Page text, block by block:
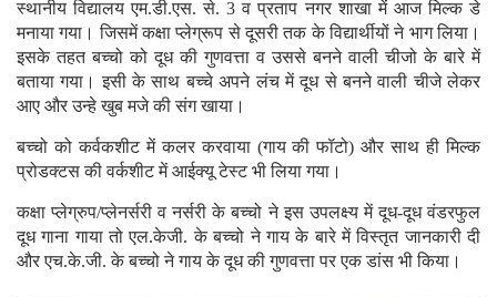
स्थानीय विद्यालय एम.डी.एस. से. 3 व प्रताप नगर शाखा में आज मिल्क डे
मनाया गया। जिसमें कक्षा प्लेग्रूप से दूसरी तक के विद्यार्थीयों ने भाग लिया।
इसके तहत बच्चो को दूध की गुणवत्ता व उससे बनने वाली चीजो के बारे में
बताया गया। इसी के साथ बच्चे अपने लंच में दूध से बनने वाली चीजे लेकर
आए और उन्हे खुब मजे की संग खाया।
बच्चो को कर्वकशीट में कलर करवाया (गाय की फॉटो) और साथ ही मिल्क
प्रोडक्टस की वर्कशीट में आईक्यू टेस्ट भी लिया गया।
कक्षा प्लेग्रुप/प्लेनर्सरी व नर्सरी के बच्चो ने इस उपलक्ष्य में दूध-दूध वंडरफुल
दूध गाना गाया तो एल.केजी. के बच्चो ने गाय के बारे में विस्तृत जानकारी दी
और एच.के.जी. के बच्चो ने गाय के दूध की गुणवत्ता पर एक डांस भी किया।